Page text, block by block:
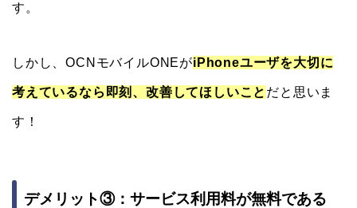
す。
しかし、OCNモバイルONEがiPhoneユーザを大切に
考えているなら即刻、改善してほしいこと だと思いま
す！
デメリット③：サービス利用料が無料である